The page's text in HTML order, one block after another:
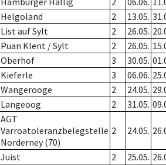
Helgoland 2 13.05.
List auf Sylt 2 26.05.
Puan Klent / Sylt 2 26.05.
Oberhof 3 30.05.
Kieferle 3 06.06.
Wangerooge 2 24.05.
Langeoog 2 31.05.
AGT
Varroatoleranzbelegstelle
Norderney (70)
2 24.05.
Juist 2 25.05.